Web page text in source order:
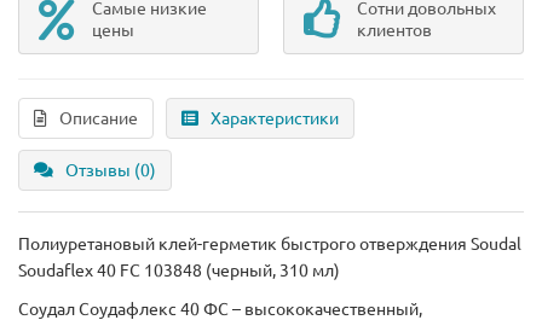
Самые низкие
цены
Сотни довольных
клиентов
Описание Характеристики
Отзывы (0)
Полиуретановый клей-герметик быстрого отверждения Soudal
Soudaflex 40 FC 103848 (черный, 310 мл)
Соудал Соудафлекс 40 ФС – высококачественный,